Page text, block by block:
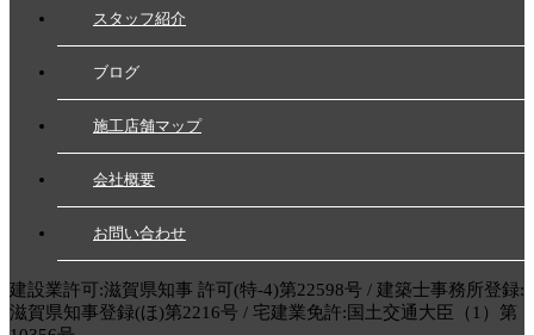
スタッフ紹介
ブログ
施工店舗マップ
会社概要
お問い合わせ
建設業許可:滋賀県知事 許可(特-4)第22598号 / 建築士事務所登録:
滋賀県知事登録(ほ)第2216号 / 宅建業免許:国土交通大臣（1）第